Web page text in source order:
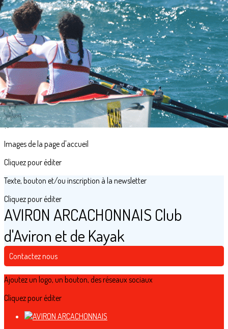
Menu
<
>
Présentation
Partenaires
Palmarès
Boutique
Galerie Photos
?>
Images de la page d'accueil
Cliquez pour éditer
Texte, bouton et/ou inscription à la newsletter
Cliquez pour éditer
AVIRON ARCACHONNAIS Club
d'Aviron et de Kayak
Contactez nous
Ajoutez un logo, un bouton, des réseaux sociaux
Cliquez pour éditer